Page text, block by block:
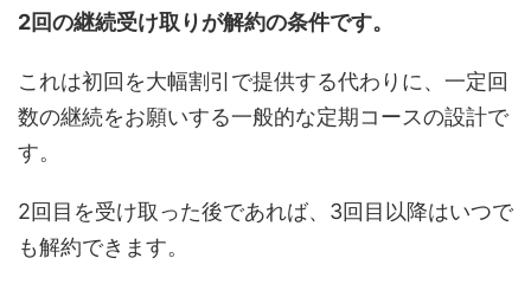
2回の継続受け取りが解約の条件です。
これは初回を大幅割引で提供する代わりに、一定回
数の継続をお願いする一般的な定期コースの設計で
す。
2回目を受け取った後であれば、3回目以降はいつで
も解約できます。